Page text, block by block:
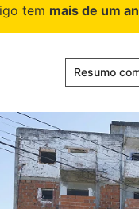
tem mais de um
Resumo